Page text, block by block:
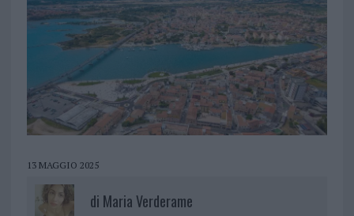
13 MAGGIO 2025
di Maria Verderame